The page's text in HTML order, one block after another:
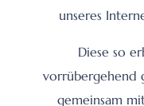
unseres
Diese so
vorrübergehend
gemeinsam